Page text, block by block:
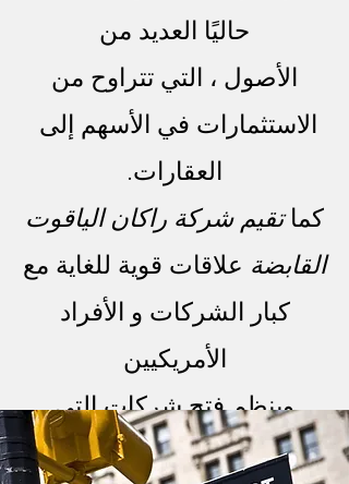
المؤسس
التركيز
تواصل معنا
حاليًا العديد من
الأصول ، التي تتراوح من
الاستثمارات في الأسهم إلى
العقارات.
كماتقيم شركة راكان الياقوت
القابضة علاقات قوية للغاية مع
كبار الشركات و الأفراد
الأمريكيين
وينظم فتح شركات التي
تتراوح من الترفيه إلى